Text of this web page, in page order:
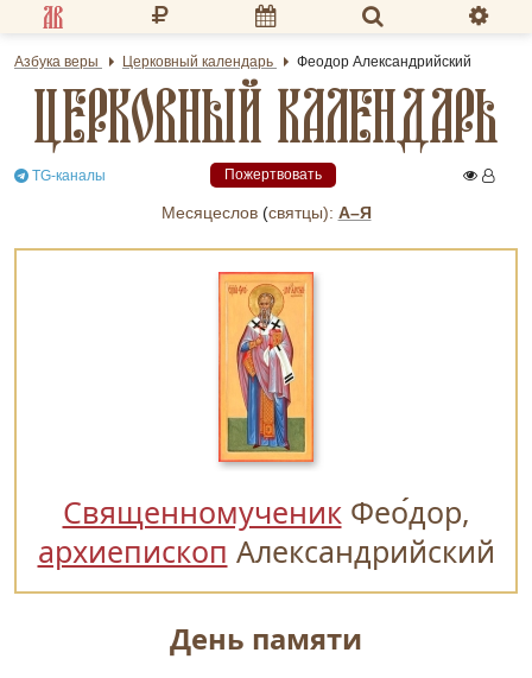
Разделы портала
«Азбука веры»
Гид
Календарь
Семья и здоровье
Азбука веры Церковный календарь Феодор Александрийский
ЦЕРКОВНЫЙ КАЛЕНДАРЬ
TG-каналы Пожертвовать
Месяцеслов(cвятцы): А–Я
СвященномученикФеодор,
архиепископ Александрийский
День памяти